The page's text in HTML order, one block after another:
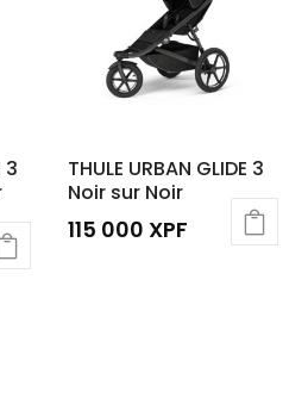
3
THULE URBAN GLIDE 3
Noir sur Noir
115 000 XPF